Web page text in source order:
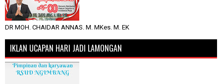
DR MOH. CHAIDAR ANNAS. M. MKes. M. EK
IKLAN UCAPAN HARI JADI LAMONGAN